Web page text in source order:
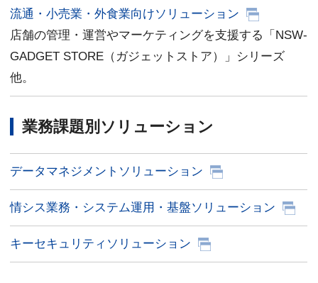
流通・小売業・外食業向けソリューション
店舗の管理・運営やマーケティングを支援する「NSW-
GADGET STORE（ガジェットストア）」シリーズ
他。
業務課題別ソリューション
データマネジメントソリューション
情シス業務・システム運用・基盤ソリューション
キーセキュリティソリューション